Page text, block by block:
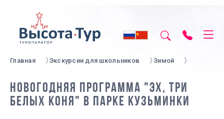
Главная Экскурсии для школьников Зимой
НОВОГОДНЯЯ ПРОГРАММА "ЭХ, ТРИ
БЕЛЫХ КОНЯ" В ПАРКЕ КУЗЬМИНКИ